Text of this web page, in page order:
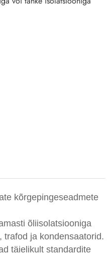
kõrgepingeseadmete
õliisolatsiooniga
trafod ja kondensaatorid.
täielikult standardite